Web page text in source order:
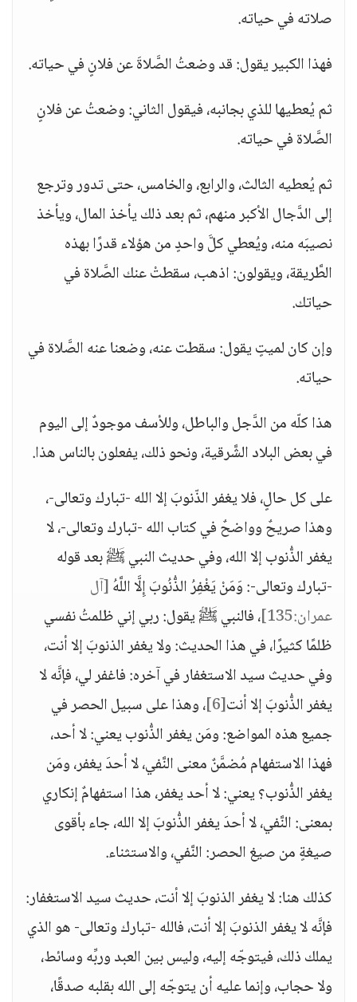
صلاته في حياته.
فهذا الكبير يقول: قد وضعتُ الصَّلاةَ عن فلانٍ في حياته.
ثم يُعطيها للذي بجانبه، فيقول الثاني: وضعتُ عن فلانٍ
الصَّلاة في حياته.
ثم يُعطيه الثالث، والرابع، والخامس، حتى تدور وترجع
إلى الدَّجال الأكبر منهم، ثم بعد ذلك يأخذ المال، ويأخذ
نصيبَه منه، ويُعطي كلَّ واحدٍ من هؤلاء قدرًا بهذه
الطَّريقة، ويقولون: اذهب، سقطتْ عنك الصَّلاة في
حياتك.
وإن كان لميتٍ يقول: سقطت عنه، وضعنا عنه الصَّلاة في
حياته.
هذا كلّه من الدَّجل والباطل، وللأسف موجودٌ إلى اليوم
في بعض البلاد الشَّرقية، ونحو ذلك، يفعلون بالناس هذا.
على كل حالٍ، فلا يغفر الذّنوبَ إلا الله -تبارك وتعالى-،
وهذا صريحٌ وواضحٌ في كتاب الله -تبارك وتعالى-، لا
يغفر الذُّنوب إلا الله، وفي حديث النبي ﷺ بعد قوله
-تبارك وتعالى-: وَمَنْ يَغْفِرُ الذُّنُوبَ إِلَّا اللَّهُ[آل
عمران:135]
، فالنبي ﷺ يقول: ربي إني ظلمتُ نفسي
ظلمًا كثيرًا، في هذا الحديث: ولا يغفر الذنوبَ إلا أنت،
وفي حديث سيد الاستغفار في آخره: فاغفر لي، فإنَّه لا
يغفر الذُّنوبَ إلا أنت[6] ، وهذا على سبيل الحصر في
جميع هذه المواضع: ومَن يغفر الذُّنوب يعني: لا أحد،
فهذا الاستفهام مُضمَّنٌ معنى النَّفي، لا أحدَ يغفر، ومَن
يغفر الذُّنوب؟ يعني: لا أحد يغفر، هذا استفهامٌ إنكاري
بمعنى: النَّفي، لا أحدَ يغفر الذُّنوبَ إلا الله، جاء بأقوى
صيغةٍ من صيغ الحصر: النَّفي، والاستثناء.
كذلك هنا: لا يغفر الذنوبَ إلا أنت، حديث سيد الاستغفار:
فإنَّه لا يغفر الذنوبَ إلا أنت، فالله -تبارك وتعالى- هو الذي
يملك ذلك، فيتوجّه إليه، وليس بين العبد وربِّه وسائط،
ولا حجاب، وإنما عليه أن يتوجّه إلى الله بقلبه صدقًا،